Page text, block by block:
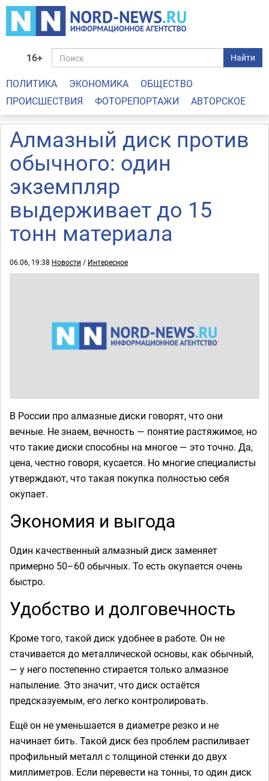
16+ Найти
ПОЛИТИКА ЭКОНОМИКА
ОБЩЕСТВО
ПРОИСШЕСТВИЯ
ФОТОРЕПОРТАЖИ АВТОРСКОЕ
Алмазный диск против
обычного: один
экземпляр
выдерживает до 15
тонн материала
06.06, 19:38 Новости / Интересное
В России про алмазные диски говорят, что они
вечные. Не знаем, вечность — понятие растяжимое, но
что такие диски способны на многое — это точно. Да,
цена, честно говоря, кусается. Но многие специалисты
утверждают, что такая покупка полностью себя
окупает.
Экономия и выгода
Один качественный алмазный диск заменяет
примерно 50–60 обычных. То есть окупается очень
быстро.
Удобство и долговечность
Кроме того, такой диск удобнее в работе. Он не
стачивается до металлической основы, как обычный,
— у него постепенно стирается только алмазное
напыление. Это значит, что диск остаётся
предсказуемым, его легко контролировать.
Ещё он не уменьшается в диаметре резко и не
начинает бить. Такой диск без проблем распиливает
профильный металл с толщиной стенки до двух
миллиметров. Если перевести на тонны, то один диск